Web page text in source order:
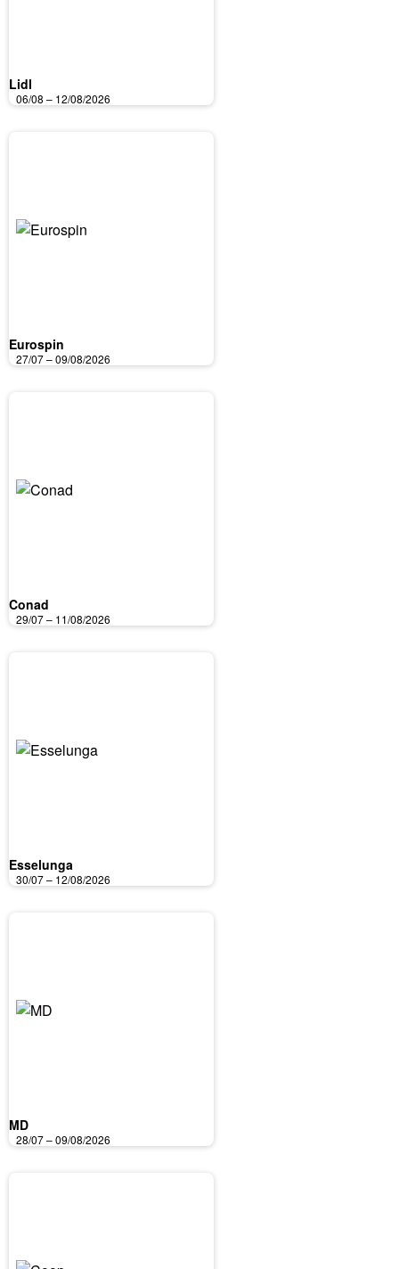
Lidl
06/08 – 12/08/2026
Eurospin
27/07 – 09/08/2026
Conad
29/07 – 11/08/2026
Esselunga
30/07 – 12/08/2026
MD
28/07 – 09/08/2026